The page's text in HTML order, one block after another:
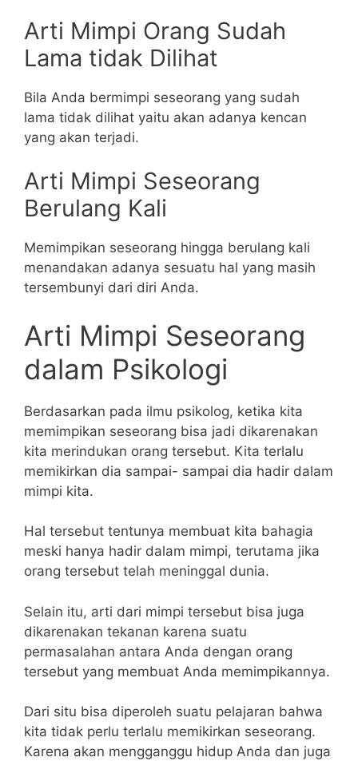
Arti Mimpi Orang Sudah
Lama tidak Dilihat
Bila Anda bermimpi seseorang yang sudah
lama tidak dilihat yaitu akan adanya kencan
yang akan terjadi.
Arti Mimpi Seseorang
Berulang Kali
Memimpikan seseorang hingga berulang kali
menandakan adanya sesuatu hal yang masih
tersembunyi dari diri Anda.
Arti Mimpi Seseorang
dalam Psikologi
Berdasarkan pada ilmu psikolog, ketika kita
memimpikan seseorang bisa jadi dikarenakan
kita merindukan orang tersebut. Kita terlalu
memikirkan dia sampai- sampai dia hadir dalam
mimpi kita.
Hal tersebut tentunya membuat kita bahagia
meski hanya hadir dalam mimpi, terutama jika
orang tersebut telah meninggal dunia.
Selain itu, arti dari mimpi tersebut bisa juga
dikarenakan tekanan karena suatu
permasalahan antara Anda dengan orang
tersebut yang membuat Anda memimpikannya.
Dari situ bisa diperoleh suatu pelajaran bahwa
kita tidak perlu terlalu memikirkan seseorang.
Karena akan mengganggu hidup Anda dan juga